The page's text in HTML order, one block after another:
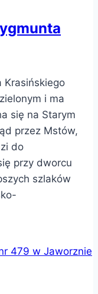
Krasińskiego
i ma
się na Starym
przez Mstów,
do
przy dworcu
szlaków